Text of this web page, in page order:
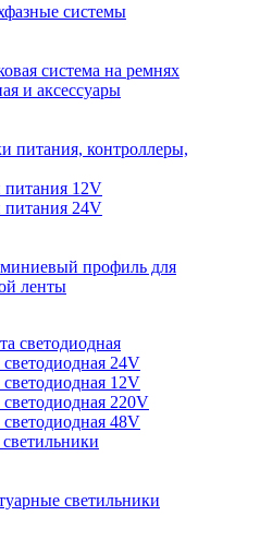
системы
система на ремнях
и аксессуары
питания, контроллеры,
питания 12V
питания 24V
профиль для
ленты
светодиодная
24V
12V
220V
48V
светильники